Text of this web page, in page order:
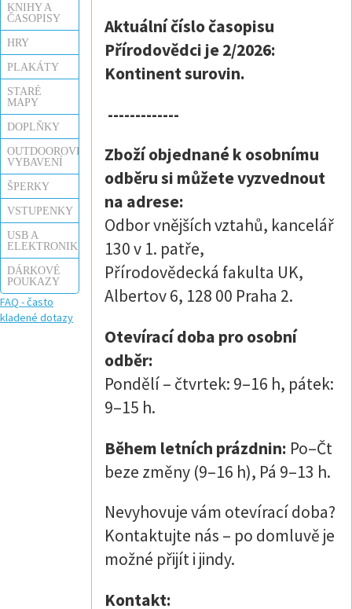
KNIHY A
ČASOPISY
HRY
PLAKÁTY
STARÉ
MAPY
DOPLŇKY
OUTDOOROVÉ
VYBAVENÍ
ŠPERKY
VSTUPENKY
USB A
ELEKTRONIKA
DÁRKOVÉ
POUKAZY
FAQ - často
kladené dotazy
Aktuální číslo časopisu
Přírodovědci je 2/2026:
Kontinent surovin.
-------------
Zboží objednané k osobnímu
odběru si můžete vyzvednout
na adrese:
Odbor vnějších vztahů, kancelář
130 v 1. patře,
Přírodovědecká fakulta UK,
Albertov 6, 128 00 Praha 2.
Otevírací doba pro osobní
odběr:
Pondělí – čtvrtek: 9–16 h, pátek:
9–15 h.
Během letních prázdnin: Po–Čt
beze změny (9–16 h), Pá 9–13 h.
Nevyhovuje vám otevírací doba?
Kontaktujte nás – po domluvě je
možné přijít i jindy.
Kontakt: